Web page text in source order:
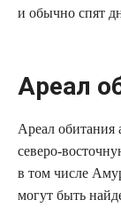
и обычно спят
Ареал
Ареал обитания
северо-
в том числе
могут быть